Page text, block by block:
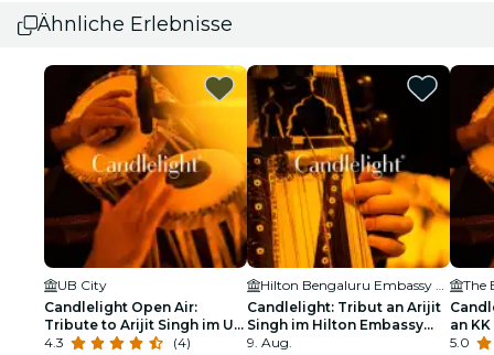
Ähnliche Erlebnisse
UB City
Candlelight Open Air:
Tribute to Arijit Singh im UB
City Amphitheater
4.3
(4)
Hilton Bengaluru Embassy Manyata Business Park
Candlelight: Tribut an Arijit
Singh im Hilton Embassy
Manyata
9. Aug.
The
an
5.0